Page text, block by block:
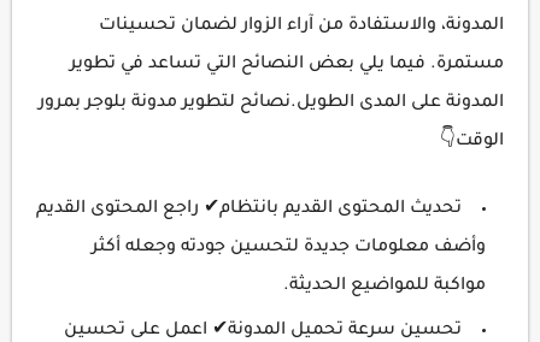
المدونة، والاستفادة من آراء الزوار لضمان تحسينات
مستمرة. فيما يلي بعض النصائح التي تساعد في تطوير
المدونة على المدى الطويل.نصائح لتطوير مدونة بلوجر بمرور
الوقت👇
تحديث المحتوى القديم بانتظام✔ راجع المحتوى القديم
وأضف معلومات جديدة لتحسين جودته وجعله أكثر
مواكبة للمواضيع الحديثة.
تحسين سرعة تحميل المدونة✔ اعمل على تحسين